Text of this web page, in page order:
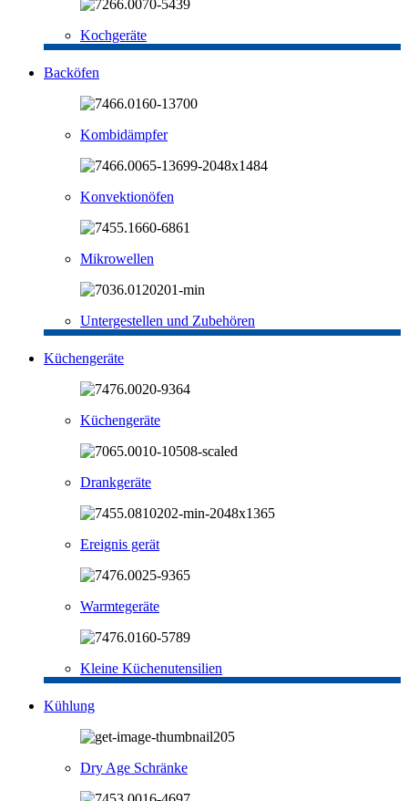
Kochgeräte
Backöfen
Kombidämpfer
Konvektionöfen
Mikrowellen
Untergestellen und Zubehören
Küchengeräte
Küchengeräte
Drankgeräte
Ereignis gerät
Warmtegeräte
Kleine Küchenutensilien
Kühlung
Dry Age Schränke